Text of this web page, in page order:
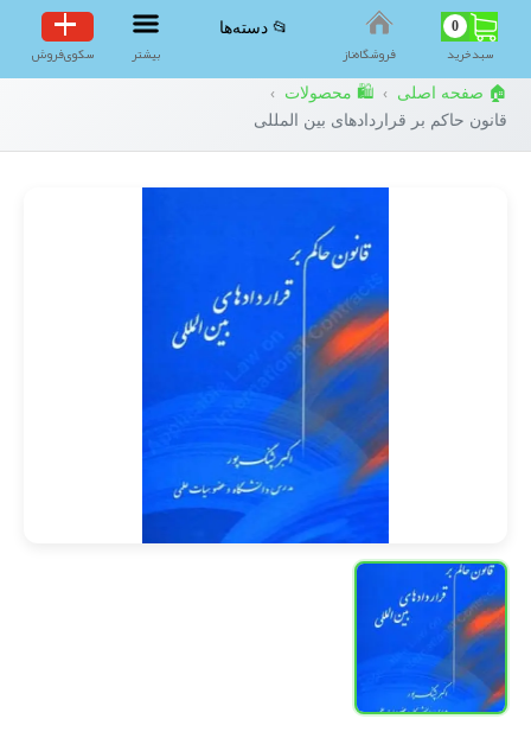
0
سبد‌خرید فروشگاه‌ناز
📂 دسته‌ها
بیشتر سکوی‌فروش
🏠 صفحه اصلی › 🛍️ محصولات ›
قانون حاکم بر قراردادهای بین المللی